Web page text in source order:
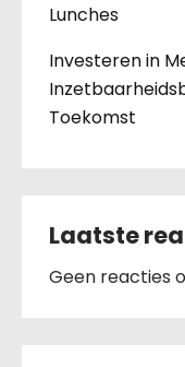
Lunches
Investeren in
Toekomst
Laatste
Geen reacties